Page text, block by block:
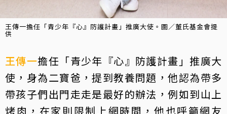
王傳一擔任「青少年『心』防護計畫」推廣大使。圖／董氏基金會提
供
王傳一擔任「青少年『心』防護計畫」推廣大
使，身為二寶爸，提到教養問題，他認為帶多
帶孩子們出門走走是最好的辦法，例如到山上
烤肉，在家則限制上網時間，他也呼籲網友